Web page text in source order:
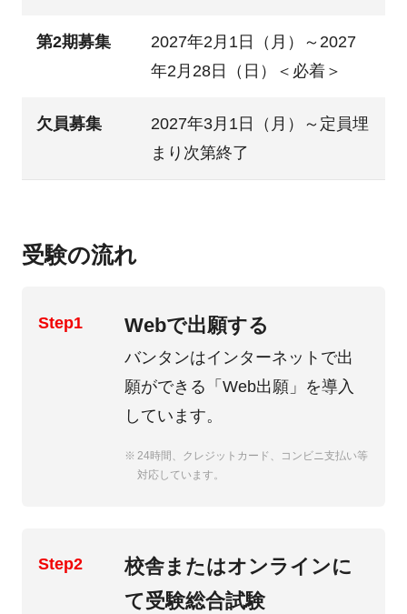
第2期募集
2027年2月1日（月）～2027
年2月28日（日）＜必着＞
欠員募集
2027年3月1日（月）～定員埋
まり次第終了
受験の流れ
Step1 Webで出願する
バンタンはインターネットで出
願ができる 「Web出願」 を導入
しています。
24時間、クレジットカード、コンビニ支払い等
対応しています。
Step2
校舎またはオンラインに
て受験総合試験